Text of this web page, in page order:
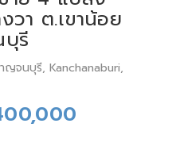
วา ต.เขาน้อย
รี
ญจนบุรี, Kanchanaburi,